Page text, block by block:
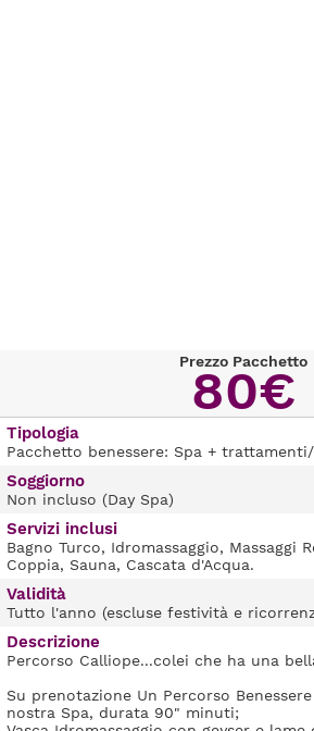
Prezzo Pacchetto
80€
Tipologia
Pacchetto benessere: Spa + trattamenti/
Soggiorno
Non incluso (Day Spa)
Servizi inclusi
Bagno Turco, Idromassaggio, Massaggi
Coppia, Sauna, Cascata d'Acqua.
Validità
Tutto l'anno (escluse festività e
Descrizione
Percorso Calliope...colei che ha una
Su prenotazione Un Percorso
nostra Spa, durata 90" minuti;